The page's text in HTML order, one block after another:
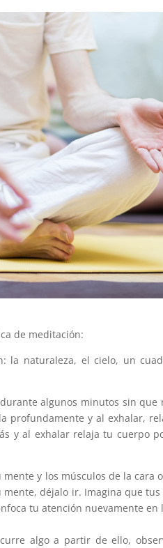
de meditación:
la naturaleza, el cielo, un
algunos minutos sin
profundamente y al exhalar,
y al exhalar relaja tu cuerpo
y los músculos de la cara
déjalo ir. Imagina que
tu atención nuevamente
algo a partir de ello,